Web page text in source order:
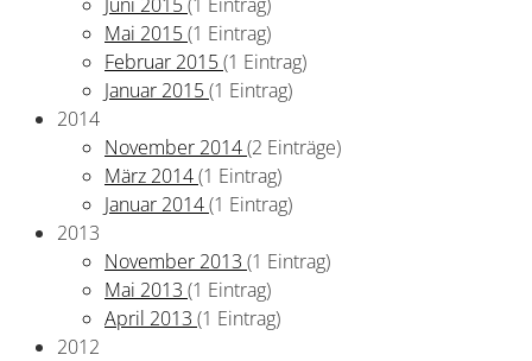
Mai 2015(1 Eintrag)
Februar 2015(1 Eintrag)
Januar 2015(1 Eintrag)
2014
November 2014(2 Einträge)
März 2014(1 Eintrag)
Januar 2014(1 Eintrag)
2013
November 2013 (1 Eintrag)
Mai 2013 (1 Eintrag)
April 2013 (1 Eintrag)
2012